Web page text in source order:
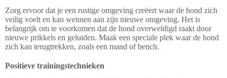
Zorg ervoor dat je een rustige omgeving creëert waar de hond zich
veilig voelt en kan wennen aan zijn nieuwe omgeving. Het is
belangrijk om te voorkomen dat de hond overweldigd raakt door
nieuwe prikkels en geluiden. Maak een speciale plek waar de hond
zich kan terugtrekken, zoals een mand of bench.
Positieve trainingstechnieken